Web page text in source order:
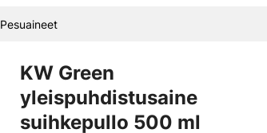
Pesuaineet
KW Green
yleispuhdistusaine
suihkepullo 500 ml